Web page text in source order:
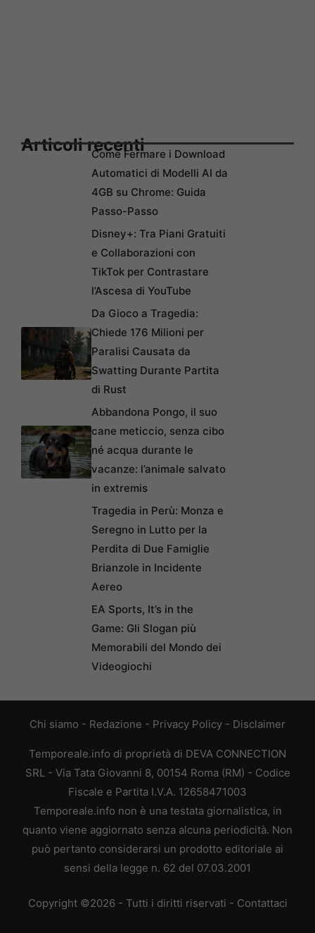
Articoli recentiCome Fermare i Download
Automatici di Modelli AI da
4GB su Chrome: Guida
Passo-Passo
Disney+: Tra Piani Gratuiti
e Collaborazioni con
TikTok per Contrastare
l’Ascesa di YouTube
Da Gioco a Tragedia:
Chiede 176 Milioni per
Paralisi Causata da
Swatting Durante Partita
di Rust
Abbandona Pongo, il suo
cane meticcio, senza cibo
né acqua durante le
vacanze: l’animale salvato
in extremis
Tragedia in Perù: Monza e
Seregno in Lutto per la
Perdita di Due Famiglie
Brianzole in Incidente
Aereo
EA Sports, It’s in the
Game: Gli Slogan più
Memorabili del Mondo dei
Videogiochi
Chi siamo - Redazione - Privacy Policy - Disclaimer
Temporeale.info di proprietà di DEVA CONNECTION
SRL - Via Tata Giovanni 8, 00154 Roma (RM) - Codice
Fiscale e Partita I.V.A. 12658471003
Temporeale.info non è una testata giornalistica, in
quanto viene aggiornato senza alcuna periodicità. Non
può pertanto considerarsi un prodotto editoriale ai
sensi della legge n. 62 del 07.03.2001
Copyright ©2026 - Tutti i diritti riservati - Contattaci